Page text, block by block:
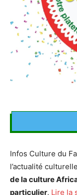
Infos Culture du
l’actualité
de la culture
particulier. Lire la